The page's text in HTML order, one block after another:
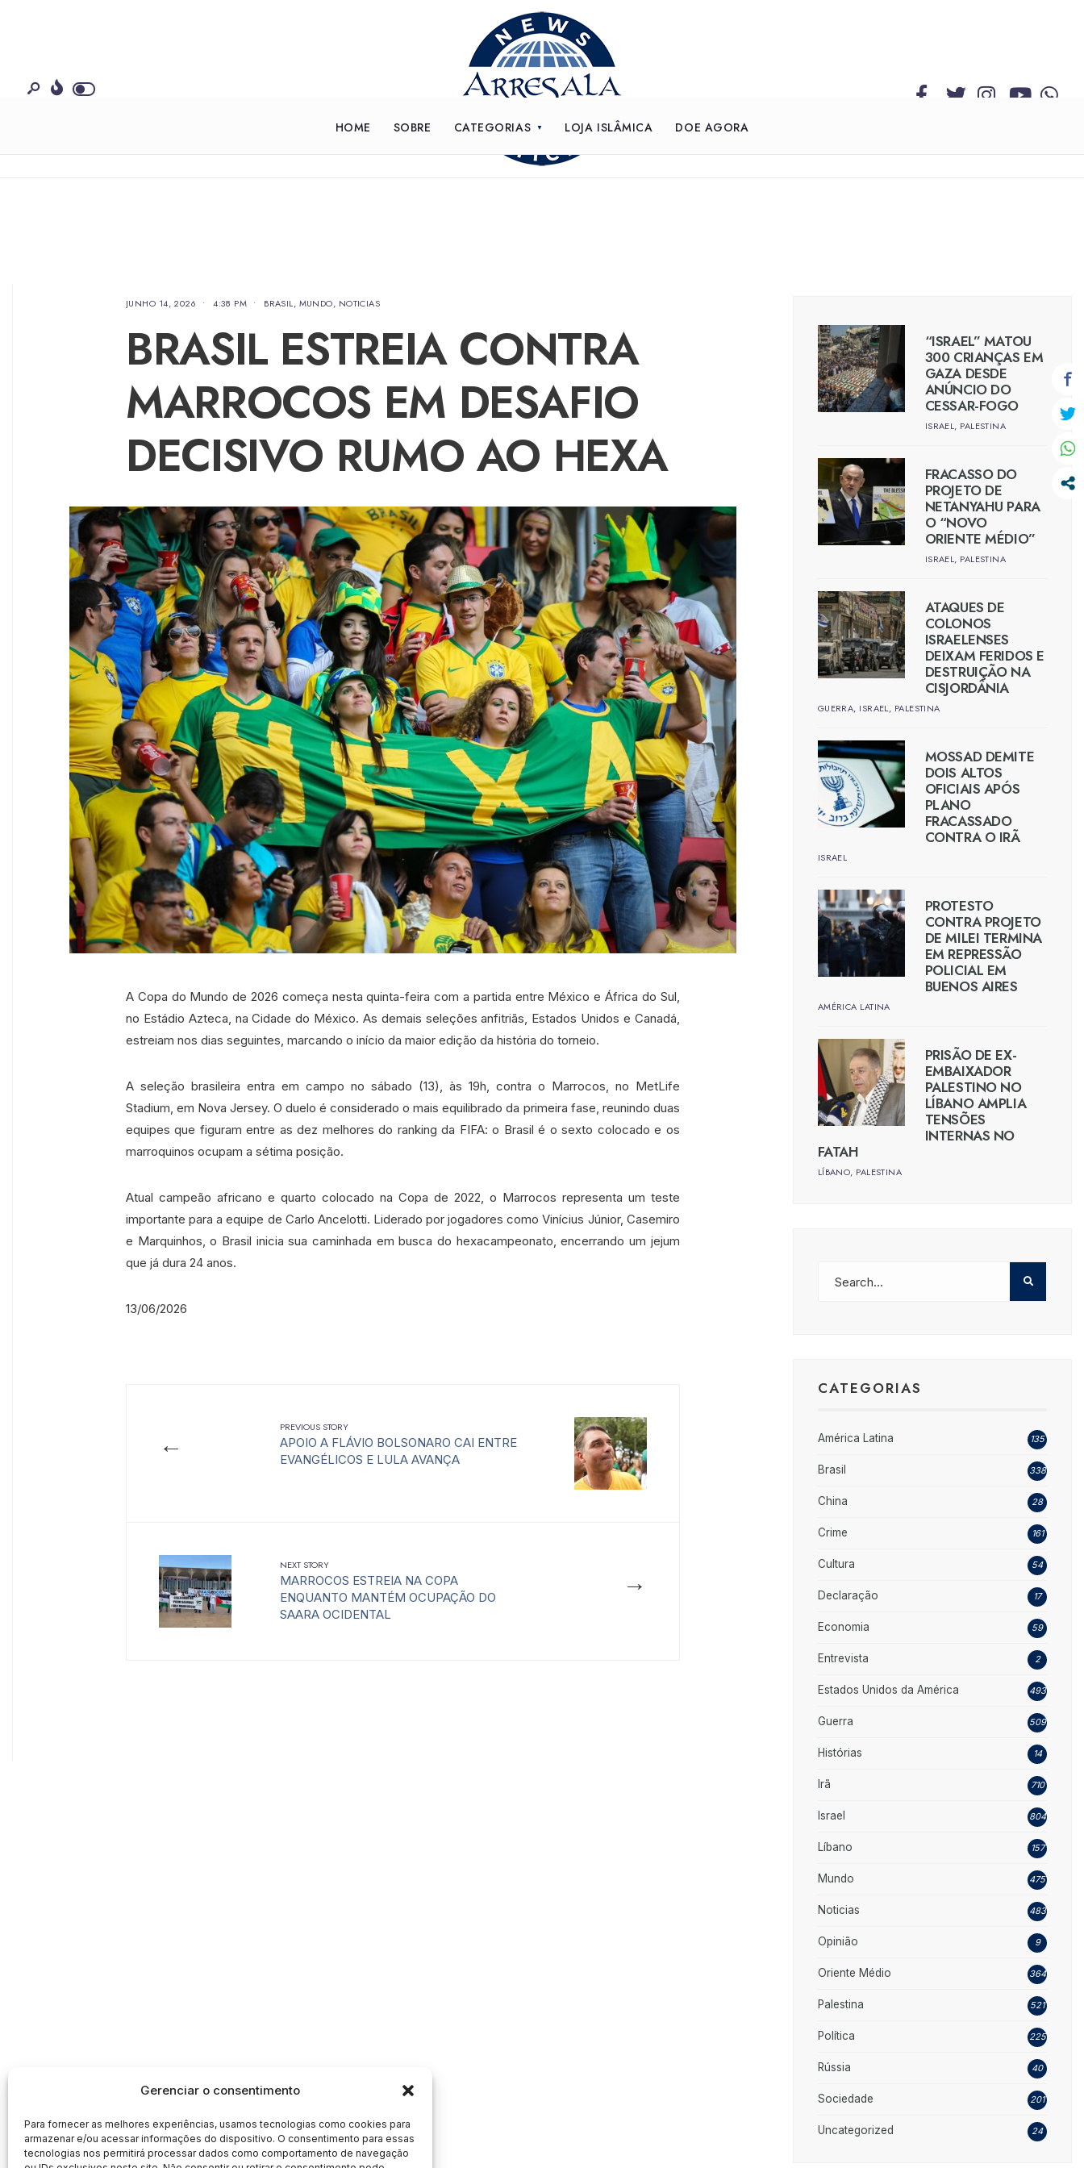
Gerenciar o consentimento
Para fornecer as melhores experiências, usamos tecnologias como cookies para
armazenar e/ou acessar informações do dispositivo. O consentimento para essas
tecnologias nos permitirá processar dados como comportamento de navegação
HOME SOBRE CATEGORIAS LOJA ISLÂMICA DOE AGORA
JUNHO 14, 2026 • 4:38 PM • BRASIL, MUNDO, NOTICIAS
BRASIL ESTREIA CONTRA
MARROCOS EM DESAFIO
DECISIVO RUMO AO HEXA
A Copa do Mundo de 2026 começa nesta quinta-feira com a partida entre México e África do Sul,
no Estádio Azteca, na Cidade do México. As demais seleções anfitriãs, Estados Unidos e Canadá,
estreiam nos dias seguintes, marcando o início da maior edição da história do torneio.
A seleção brasileira entra em campo no sábado (13), às 19h, contra o Marrocos, no MetLife
Stadium, em Nova Jersey. O duelo é considerado o mais equilibrado da primeira fase, reunindo duas
equipes que figuram entre as dez melhores do ranking da FIFA: o Brasil é o sexto colocado e os
marroquinos ocupam a sétima posição.
Atual campeão africano e quarto colocado na Copa de 2022, o Marrocos representa um teste
importante para a equipe de Carlo Ancelotti. Liderado por jogadores como Vinícius Júnior, Casemiro
e Marquinhos, o Brasil inicia sua caminhada em busca do hexacampeonato, encerrando um jejum
que já dura 24 anos.
13/06/2026
←
PREVIOUS STORY
APOIO A FLÁVIO BOLSONARO CAI ENTRE
EVANGÉLICOS E LULA AVANÇA
→
NEXT STORY
MARROCOS ESTREIA NA COPA
ENQUANTO MANTÉM OCUPAÇÃO DO
SAARA OCIDENTAL
“ISRAEL” MATOU
300 CRIANÇAS EM
GAZA DESDE
ANÚNCIO DO
CESSAR-FOGO
ISRAEL, PALESTINA
FRACASSO DO
PROJETO DE
NETANYAHU PARA
O “NOVO
ORIENTE MÉDIO”
ISRAEL, PALESTINA
ATAQUES DE
COLONOS
ISRAELENSES
DEIXAM FERIDOS E
DESTRUIÇÃO NA
CISJORDÂNIA
GUERRA, ISRAEL, PALESTINA
MOSSAD DEMITE
DOIS ALTOS
OFICIAIS APÓS
PLANO
FRACASSADO
CONTRA O IRÃ
ISRAEL
PROTESTO
CONTRA PROJETO
DE MILEI TERMINA
EM REPRESSÃO
POLICIAL EM
BUENOS AIRES
AMÉRICA LATINA
PRISÃO DE EX-
EMBAIXADOR
PALESTINO NO
LÍBANO AMPLIA
TENSÕES
INTERNAS NO
FATAH
LÍBANO, PALESTINA
CATEGORIAS
América Latina 135
Brasil 338
China 28
Crime 161
Cultura 54
Declaração 17
Economia 59
Entrevista 2
Estados Unidos da América 493
Guerra 509
Histórias 14
Irã 710
Israel 804
Líbano 157
Mundo 475
Noticias 483
Opinião 9
Oriente Médio 364
Palestina 521
Política 225
Rússia 40
Sociedade 201
Uncategorized 24